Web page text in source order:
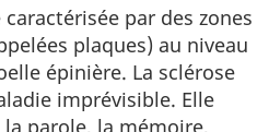
par des zones
plaques) au niveau
épinière. La sclérose
imprévisible. Elle
parole, la mémoire,